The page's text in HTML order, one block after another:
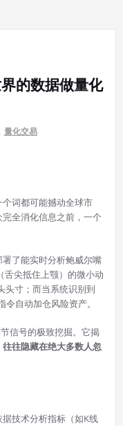
的数据做量化
量化交易
词都可能撼动全球市
全消化信息之前，一个
了能实时分析鲍威尔嘴
舌尖抵住上颚）的微小动
头寸；而当系统识别到
自动加仓风险资产。
信号的极致挖掘。它揭
往隐藏在绝大多数人忽
技术分析指标（如K线